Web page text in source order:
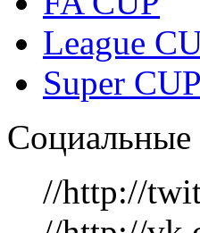
League
Super CUP
Социальные
//http://